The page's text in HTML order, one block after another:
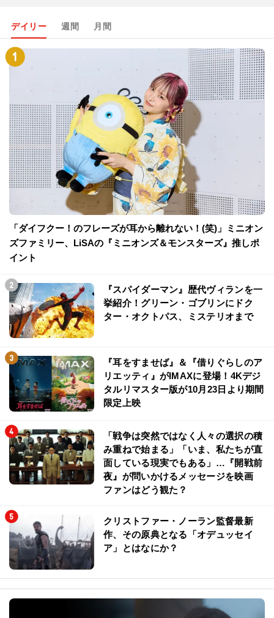
デイリー 週間 月間
「ダイフクー！のフレーズが耳から離れない！(笑)」ミニオン
ズファミリー、LiSAの『ミニオンズ＆モンスターズ』推しポ
イント
『スパイダーマン』歴代ヴィランを一
挙紹介！グリーン・ゴブリンにドク
ター・オクトパス、ミステリオまで
『耳をすませば』＆『借りぐらしのア
リエッティ』がIMAXに登場！4Kデジ
タルリマスター版が10月23日より期間
限定上映
「戦争は突然ではなく人々の選択の積
み重ねで始まる」「いま、私たちが直
面している現実でもある」…『開戦前
夜』が問いかけるメッセージを映画
ファンはどう観た？
クリストファー・ノーラン監督最新
作、その原典となる「オデュッセイ
ア」とはなにか？